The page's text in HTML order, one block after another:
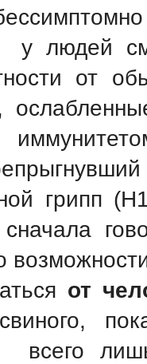
у людей
от
грипп
от
всего